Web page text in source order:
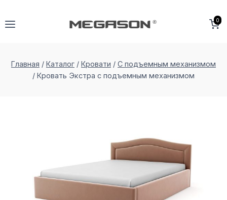
0
Главная / Каталог / Кровати / С подъемным механизмом
/ Кровать Экстра с подъемным меxанизмом